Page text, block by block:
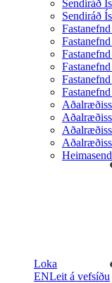
Sendiráð
Sendiráð
Loka
ENLeit á vefsíðu